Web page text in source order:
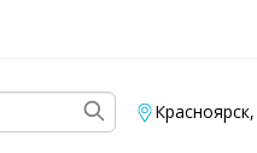
Красноярск,